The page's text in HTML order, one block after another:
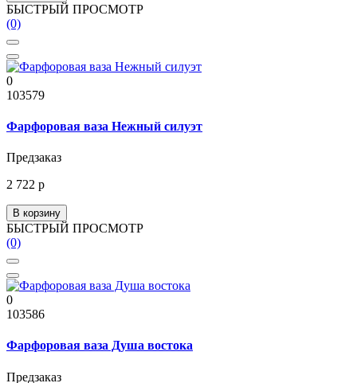
БЫСТРЫЙ ПРОСМОТР
(0)
0
103579
Фарфоровая ваза Нежный силуэт
Предзаказ
2 722 р
В корзину
БЫСТРЫЙ ПРОСМОТР
(0)
0
103586
Фарфоровая ваза Душа востока
Предзаказ